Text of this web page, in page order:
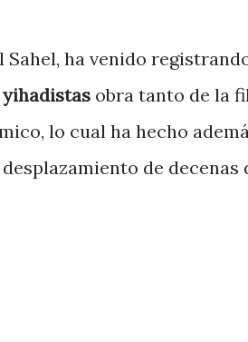
ha venido
obra tanto de la
lo cual ha hecho
de decenas